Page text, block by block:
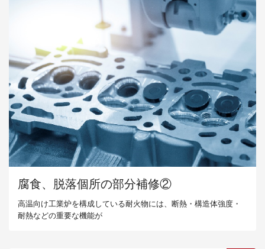
腐食、脱落個所の部分補修②
高温向け工業炉を構成している耐火物には、断熱・構造体強度・
耐熱などの重要な機能が